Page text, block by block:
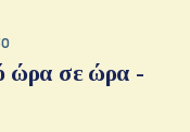
ώρα σε ώρα -